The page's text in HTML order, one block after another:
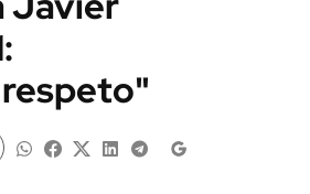
MUNDO
ESPECTÁCULOS